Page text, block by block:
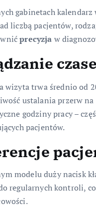
gabinetach
liczbą pacjentów,
precyzja w
wizyta trwa średnio od
ustalania przerw
godziny pracy –
pacjentów.
modelu duży nacisk
regularnych kontroli,